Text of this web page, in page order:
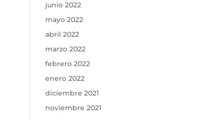
junio 2022
mayo 2022
abril 2022
marzo 2022
febrero 2022
enero 2022
diciembre 2021
noviembre 2021